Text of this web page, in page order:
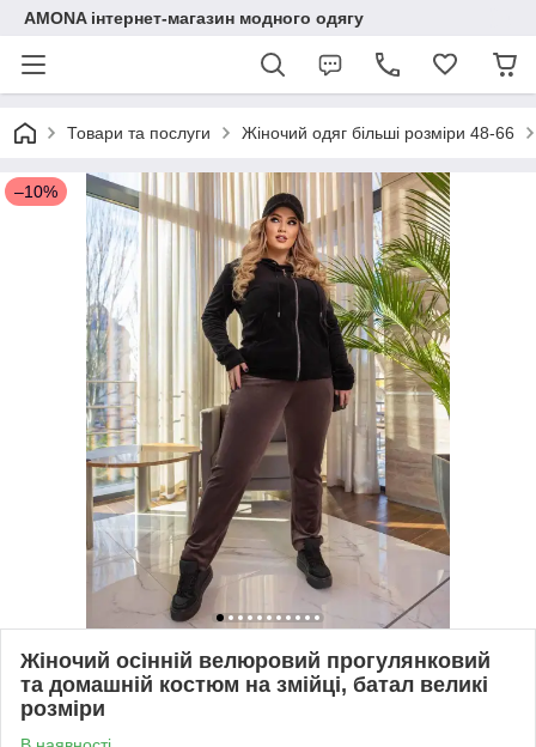
AMONA інтернет-магазин модного одягу
Товари та послуги Жіночий одяг більші розміри 48-66
–10%
Жіночий осінній велюровий прогулянковий
та домашній костюм на змійці, батал великі
розміри